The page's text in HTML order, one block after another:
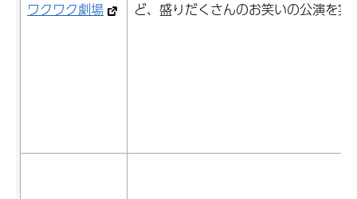
ワクワク劇場
ど、盛りだくさんのお笑いの公演を実